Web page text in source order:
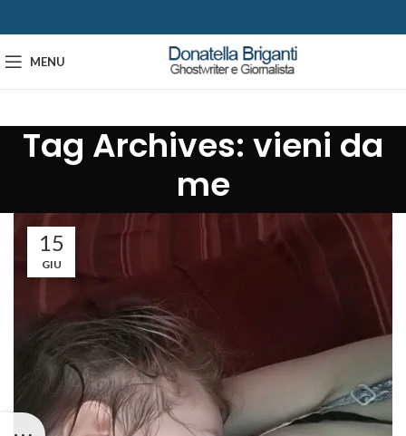
MENU
Tag Archives: vieni da
me
15
GIU